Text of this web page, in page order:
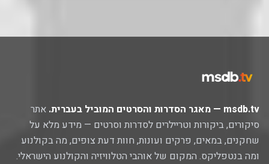
msdb.tv — מאגר הסדרות והסרטים המוביל בעברית.
אתר
סיקורים, ביקורות וטריילרים לסדרות וסרטים — מידע מלא על
שחקנים, במאים, פרקים ועונות, חוות דעת צופים, מה בקולנוע
ומה בנטפליקס. המקום של אוהבי הטלוויזיה והקולנוע הישראלי.